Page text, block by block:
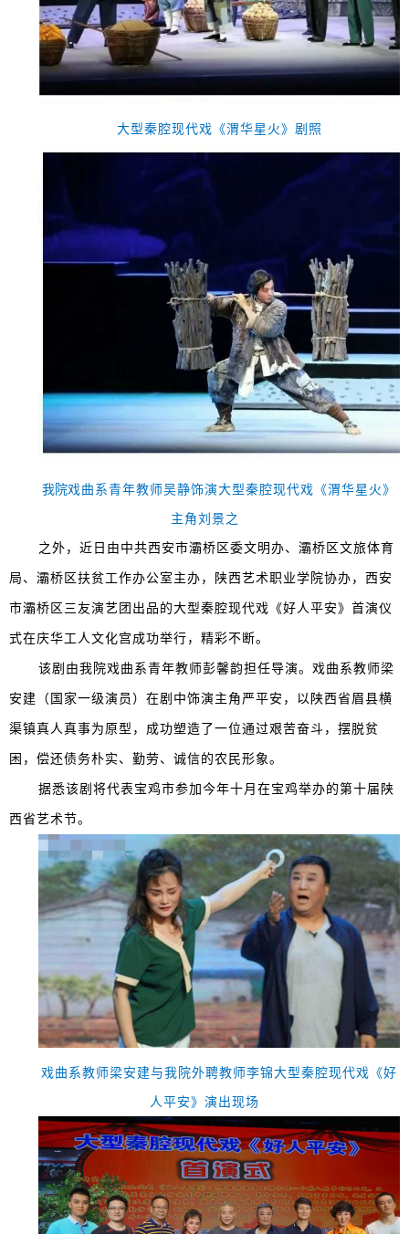
大型秦腔现代戏 《渭华星火》剧照
我院戏曲系青年教师吴静饰演大型秦腔现代戏《渭华星火》
主角刘景之
之外，近日由中共西安市灞桥区委文明办、灞桥区文旅体育
局、灞桥区扶贫工作办公室主办，陕西艺术职业学院协办，西安
市灞桥区三友演艺团出品的大型秦腔现代戏《好人平安》首演仪
式在庆华工人文化宫成功举行，精彩不断。
该剧由我院戏曲系青年教师彭馨韵担任导演。戏曲系教师梁
安建（国家一级演员）在剧中饰演主角严平安，以陕西省眉县横
渠镇真人真事为原型，成功塑造了一位通过艰苦奋斗，摆脱贫
困，偿还债务朴实、勤劳、诚信的农民形象。
据悉该剧将代表宝鸡市参加今年十月在宝鸡举办的第十届陕
西省艺术节。
戏曲系教师梁安建与我院外聘教师李锦大型秦腔现代戏《好
人平安》演出现场